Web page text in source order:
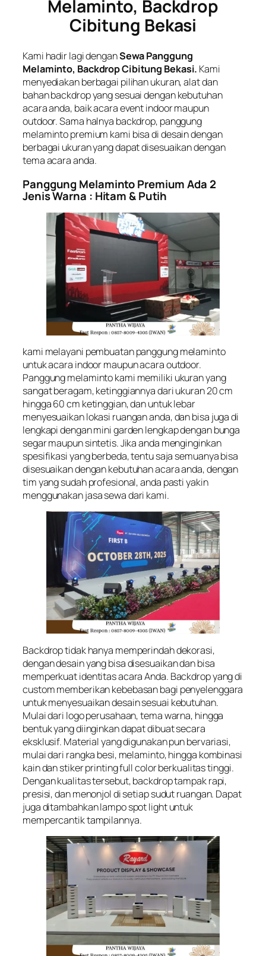
Melaminto, Backdrop
Cibitung Bekasi
Kami hadir lagi denganSewa Panggung
Melaminto, Backdrop Cibitung Bekasi. Kami
menyediakan berbagai pilihan ukuran, alat dan
bahan backdrop yang sesuai dengan kebutuhan
acara anda, baik acara event indoor maupun
outdoor. Sama halnya backdrop, panggung
melaminto premium kami bisa di desain dengan
berbagai ukuran yang dapat disesuaikan dengan
tema acara anda.
Panggung Melaminto Premium Ada 2
Jenis Warna : Hitam & Putih
kami melayani pembuatan panggung melaminto
untuk acara indoor maupun acara outdoor.
Panggung melaminto kami memiliki ukuran yang
sangat beragam, ketinggiannya dari ukuran 20 cm
hingga 60 cm ketinggian, dan untuk lebar
menyesuaikan lokasi ruangan anda, dan bisa juga di
lengkapi dengan mini garden lengkap dengan bunga
segar maupun sintetis. Jika anda menginginkan
spesifikasi yang berbeda, tentu saja semuanya bisa
disesuaikan dengan kebutuhan acara anda, dengan
tim yang sudah profesional, anda pasti yakin
menggunakan jasa sewa dari kami.
Backdrop tidak hanya memperindah dekorasi,
dengan desain yang bisa disesuaikan dan bisa
memperkuat identitas acara Anda. Backdrop yang di
custom memberikan kebebasan bagi penyelenggara
untuk menyesuaikan desain sesuai kebutuhan.
Mulai dari logo perusahaan, tema warna, hingga
bentuk yang diinginkan dapat dibuat secara
eksklusif. Material yang digunakan pun bervariasi,
mulai dari rangka besi, melaminto, hingga kombinasi
kain dan stiker printing full color berkualitas tinggi.
Dengan kualitas tersebut, backdrop tampak rapi,
presisi, dan menonjol di setiap sudut ruangan. Dapat
juga ditambahkan lampo spot light untuk
mempercantik tampilannya.